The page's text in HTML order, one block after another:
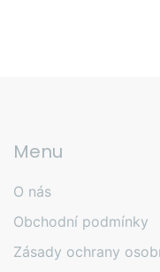
Menu
O nás
Obchodní podmínky
Zásady ochrany